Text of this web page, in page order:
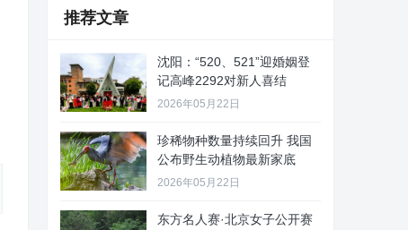
推荐文章
沈阳：“520、521”迎婚姻登
记高峰2292对新人喜结
2026年05月22日
珍稀物种数量持续回升 我国
公布野生动植物最新家底
2026年05月22日
东方名人赛·北京女子公开赛